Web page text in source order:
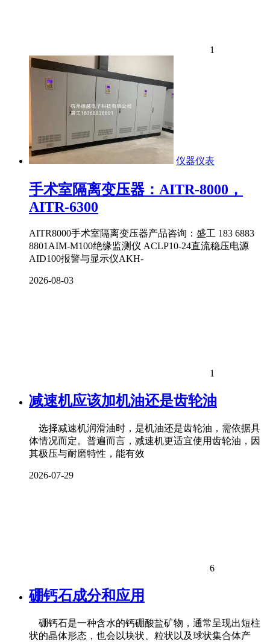
1
仪器仪表
手术室隔离变压器：AITR-8000，
AITR-6300
AITR8000手术室隔离变压器产品咨询：盛工 183 6883
8801AIM-M100绝缘监测仪​ ACLP10-24直流稳压电源​
AID100报警与显示仪​AKH-
2026-08-03
1
减速机应该加机油还是齿轮油
选择减速机润滑油时，是机油还是齿轮油，需依据具
体情况而定。普遍而言，减速机更适宜使用齿轮油，因
其极压与耐磨特性，能有效
2026-07-29
6
硼钙石成分和应用
硼钙石是一种含水的钙硼酸盐矿物，通常呈现出短柱
状的晶体形态，也会以块状、粒状以及球状集合体产